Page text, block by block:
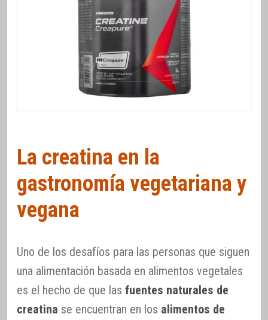
La creatina en la
gastronomía vegetariana y
vegana
Uno de los desafíos para las personas que siguen
una alimentación basada en alimentos vegetales
es el hecho de que las fuentes naturales de
creatina se encuentran en los alimentos de